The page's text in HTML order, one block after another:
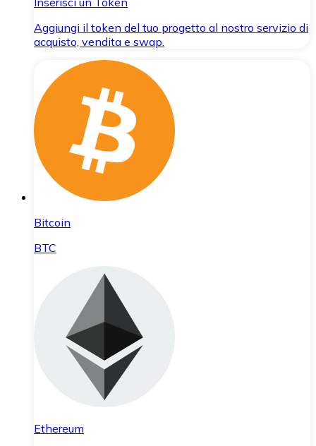
Aggiungi il token del tuo progetto al nostro servizio di
acquisto, vendita e swap.
Bitcoin
BTC
Ethereum